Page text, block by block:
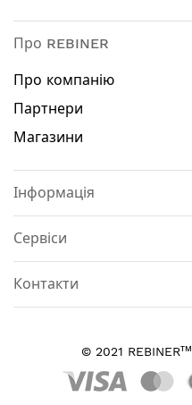
Про REBINER
Про компанію
Партнери
Магазини
Інформація
Сервіси
Контакти
© 2021 REBINERтм